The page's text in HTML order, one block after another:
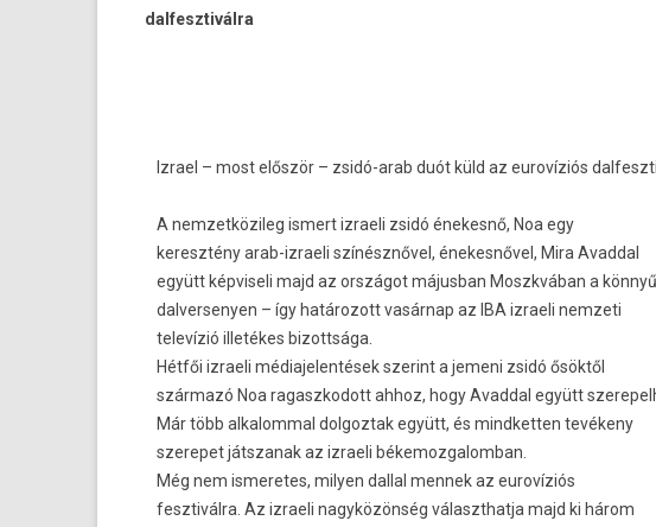
dal­fesztivál­ra
Iz­rael – most először – zsidó-arab duót küld az eurovíziós
A nem­zetközileg is­mert iz­raeli zsidó énekesnő, Noa egy
keresztény arab-izraeli színésznővel, énekes­nővel, Mira Avadd­al
együtt kép­viseli majd az országot május­ban Moszkvában a
dal­verseny­en – így határozott vasárnap az IBA iz­raeli nem­zeti
televízió illetékes bi­zottsága.
Hétfői iz­raeli médiajelen­tések szerint a jemeni zsidó ősöktől
származó Noa ragaszkodott ahhoz, hogy Avadd­al együtt
Már több al­kalomm­al dol­goztak együtt, és mindkett­en tevékeny
szerepet játszanak az iz­raeli békemoz­galom­ban.
Még nem is­meretes, mily­en dall­al men­nek az eurovíziós
fesztivál­ra. Az iz­raeli nagyközönség választhat­ja majd ki három